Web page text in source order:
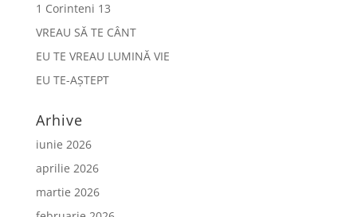
1 Corinteni 13
VREAU SĂ TE CÂNT
EU TE VREAU LUMINĂ VIE
EU TE-AȘTEPT
Arhive
iunie 2026
aprilie 2026
martie 2026